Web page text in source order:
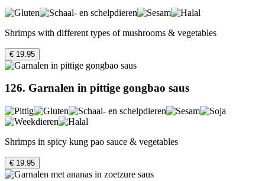
Shrimps with different types of mushrooms & vegetables
€ 19.95
126. Garnalen in pittige gongbao saus
Shrimps in spicy kung pao sauce & vegetables
€ 19.95